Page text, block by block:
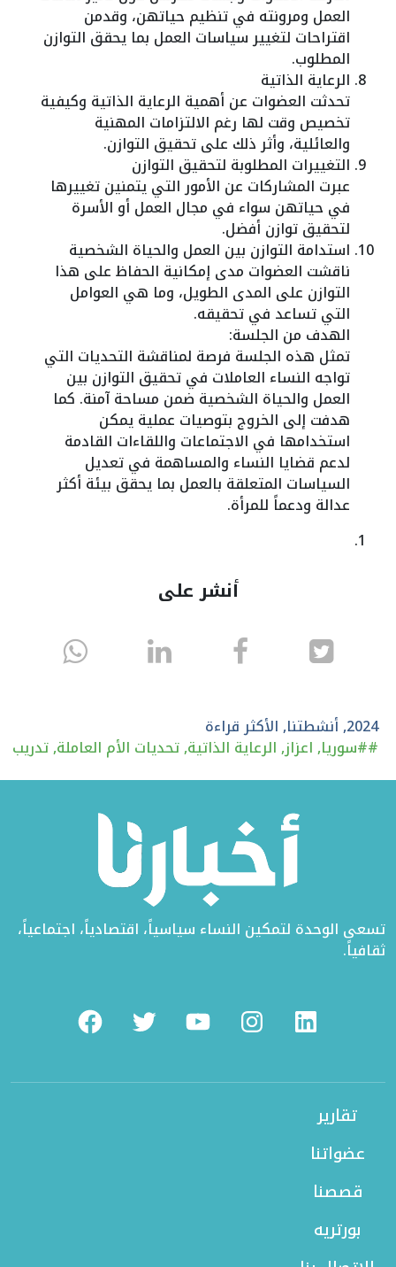
العمل ومرونته في تنظيم حياتهن، وقدمن
اقتراحات لتغيير سياسات العمل بما يحقق التوازن
المطلوب.
الرعاية الذاتية
تحدثت العضوات عن أهمية الرعاية الذاتية وكيفية
تخصيص وقت لها رغم الالتزامات المهنية
والعائلية، وأثر ذلك على تحقيق التوازن.
التغييرات المطلوبة لتحقيق التوازن
عبرت المشاركات عن الأمور التي يتمنين تغييرها
في حياتهن سواء في مجال العمل أو الأسرة
لتحقيق توازن أفضل.
استدامة التوازن بين العمل والحياة الشخصية
ناقشت العضوات مدى إمكانية الحفاظ على هذا
التوازن على المدى الطويل، وما هي العوامل
التي تساعد في تحقيقه.
الهدف من الجلسة:
تمثل هذه الجلسة فرصة لمناقشة التحديات التي
تواجه النساء العاملات في تحقيق التوازن بين
العمل والحياة الشخصية ضمن مساحة آمنة. كما
هدفت إلى الخروج بتوصيات عملية يمكن
استخدامها في الاجتماعات واللقاءات القادمة
لدعم قضايا النساء والمساهمة في تعديل
السياسات المتعلقة بالعمل بما يحقق بيئة أكثر
عدالة ودعماً للمرأة.
أنشر على
انشر
تويتر
انشر
الفيسبوك
انشر
لينكد
إن
2024
,أنشطتنا,الأكثر قراءة
##سوريا,اعزاز,الرعاية الذاتية,تحديات الأم العاملة,تدريب
تسعى الوحدة لتمكين النساء سياسياً، اقتصادياً، اجتماعياً،
ثقافياً.
FacebookTwitterYoutubeInstagramLinkedin
تقارير
عضواتنا
قصصنا
بورتريه